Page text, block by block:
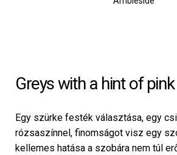
Greys with a hint of pink
Egy szürke festék választása, egy
rózsaszínnel, finomságot visz egy
kellemes hatása a szobára nem túl